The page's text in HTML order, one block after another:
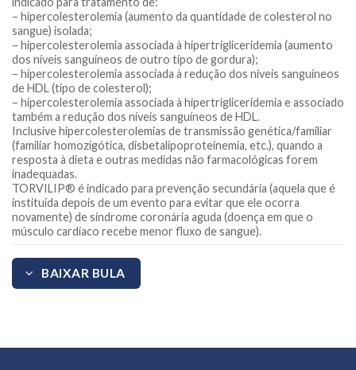
– hipercolesterolemia (aumento da quantidade de colesterol no
sangue) isolada;
– hipercolesterolemia associada à hipertrigliceridemia (aumento
dos níveis sanguíneos de outro tipo de gordura);
– hipercolesterolemia associada à redução dos níveis sanguíneos
de HDL (tipo de colesterol);
– hipercolesterolemia associada à hipertrigliceridemia e associado
também a redução dos níveis sanguíneos de HDL.
Inclusive hipercolesterolemias de transmissão genética/familiar
(familiar homozigótica, disbetalipoproteinemia, etc.), quando a
resposta à dieta e outras medidas não farmacológicas forem
inadequadas.
TORVILIP® é indicado para prevenção secundária (aquela que é
instituída depois de um evento para evitar que ele ocorra
novamente) de síndrome coronária aguda (doença em que o
músculo cardíaco recebe menor fluxo de sangue).
BAIXAR BULA